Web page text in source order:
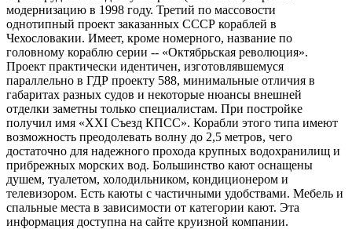
модернизацию в 1998 году. Третий по массовости
однотипный проект заказанных СССР кораблей в
Чехословакии. Имеет, кроме номерного, название по
головному кораблю серии -- «Октябрьская революция».
Проект практически идентичен, изготовлявшемуся
параллельно в ГДР проекту 588, минимальные отличия в
габаритах разных судов и некоторые нюансы внешней
отделки заметны только специалистам. При постройке
получил имя «XXI Съезд КПСС». Корабли этого типа имеют
возможность преодолевать волну до 2,5 метров, чего
достаточно для надежного прохода крупных водохранилищ и
прибрежных морских вод. Большинство кают оснащены
душем, туалетом, холодильником, кондиционером и
телевизором. Есть каюты с частичными удобствами. Мебель и
спальные места в зависимости от категории кают. Эта
информация доступна на сайте круизной компании.